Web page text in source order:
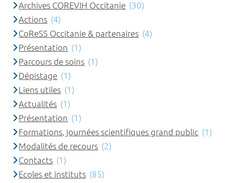
Archives COREVIH Occitanie (30)
Actions (4)
CoReSS Occitanie & partenaires (4)
Présentation (1)
Parcours de soins (1)
Dépistage (1)
Liens utiles (1)
Actualités (1)
Présentation (1)
Formations, journées scientifiques grand public (1)
Modalités de recours (2)
Contacts (1)
Ecoles et instituts (85)